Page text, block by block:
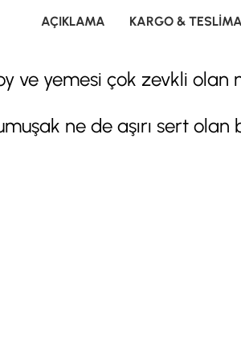
AÇIKLAMA KARGO &
ve yemesi çok zevkli olan
ne de aşırı sert